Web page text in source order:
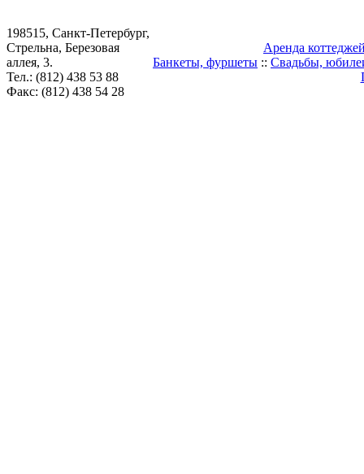
198515, Санкт-Петербург,
Стрельна, Березовая
аллея, 3.
Тел.: (812) 438 53 88
Факс: (812) 438 54 28
Аренда
Банкеты, фуршеты :: Свадьбы,